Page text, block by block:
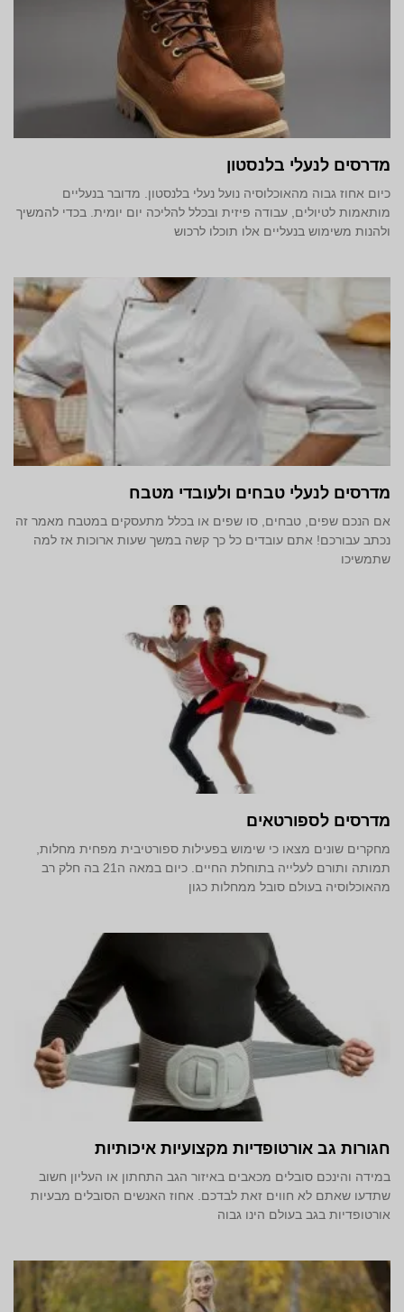
מדרסים לנעלי בלנסטון
כיום אחוז גבוה מהאוכלוסיה נועל נעלי בלנסטון. מדובר בנעליים
מותאמות לטיולים, עבודה פיזית ובכלל להליכה יום יומית. בכדי להמשיך
ולהנות משימוש בנעליים אלו תוכלו לרכוש
מדרסים לנעלי טבחים ולעובדי מטבח
אם הנכם שפים, טבחים, סו שפים או בכלל מתעסקים במטבח מאמר זה
נכתב עבורכם! אתם עובדים כל כך קשה במשך שעות ארוכות אז למה
שתמשיכו
מדרסים לספורטאים
מחקרים שונים מצאו כי שימוש בפעילות ספורטיבית מפחית מחלות,
תמותה ותורם לעלייה בתוחלת החיים. כיום במאה ה21 בה חלק רב
מהאוכלוסיה בעולם סובל ממחלות כגון
חגורות גב אורטופדיות מקצועיות איכותיות
במידה והינכם סובלים מכאבים באיזור הגב התחתון או העליון חשוב
שתדעו שאתם לא חווים זאת לבדכם. אחוז האנשים הסובלים מבעיות
אורטופדיות בגב בעולם הינו גבוה